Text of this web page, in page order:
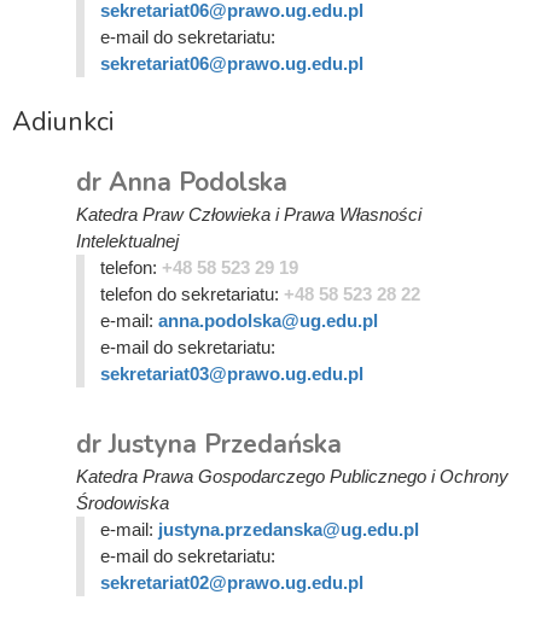
sekretariat06@prawo.ug.edu.pl
e-mail do sekretariatu:
sekretariat06@prawo.ug.edu.pl
Adiunkci
dr Anna Podolska
Katedra Praw Człowieka i Prawa Własności
Intelektualnej
telefon: +48 58 523 29 19
telefon do sekretariatu: +48 58 523 28 22
e-mail: anna.podolska@ug.edu.pl
e-mail do sekretariatu:
sekretariat03@prawo.ug.edu.pl
dr Justyna Przedańska
Katedra Prawa Gospodarczego Publicznego i Ochrony
Środowiska
e-mail: justyna.przedanska@ug.edu.pl
e-mail do sekretariatu:
sekretariat02@prawo.ug.edu.pl